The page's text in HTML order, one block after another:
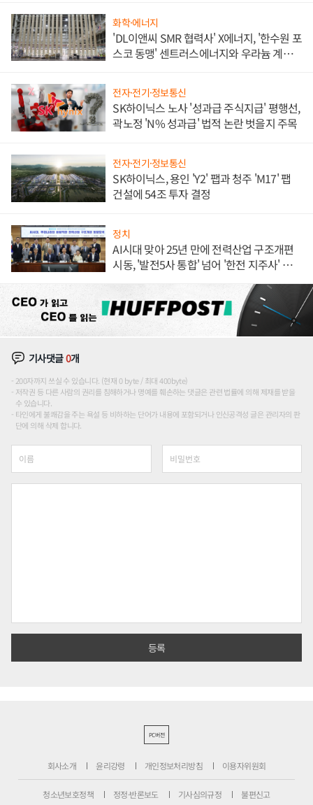
화학·에너지
'DL이앤씨 SMR 협력사' X에너지, '한수원 포
스코 동맹' 센트러스에너지와 우라늄 계약
전자·전기·정보통신
SK하이닉스 노사 '성과급 주식지급' 평행선,
곽노정 'N% 성과급' 법적 논란 벗을지 주목
전자·전기·정보통신
SK하이닉스, 용인 'Y2' 팹과 청주 'M17' 팹
건설에 54조 투자 결정
정치
AI시대 맞아 25년 만에 전력산업 구조개편
시동, '발전5사 통합' 넘어 '한전 지주사' 재편
기사댓글0개
200자까지 쓰실 수 있습니다. (현재 0 byte / 최대 400byte)
저작권 등 다른 사람의 권리를 침해하거나 명예를 훼손하는 댓글은 관련 법률에 의해 제재를 받을
수 있습니다.
타인에게 불쾌감을 주는 욕설 등 비하하는 단어가 내용에 포함되거나 인신공격성 글은 관리자의 판
단에 의해 삭제 합니다.
PC버전
회사소개 윤리강령 개인정보처리방침 이용자위원회
청소년보호정책 정정·반론보도 기사심의규정 불편신고